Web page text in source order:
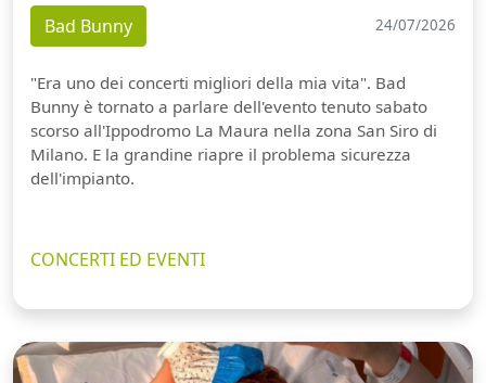
Bad Bunny 24/07/2026
"Era uno dei concerti migliori della mia vita". Bad
Bunny è tornato a parlare dell'evento tenuto sabato
scorso all'Ippodromo La Maura nella zona San Siro di
Milano. E la grandine riapre il problema sicurezza
dell'impianto.
CONCERTI ED EVENTI